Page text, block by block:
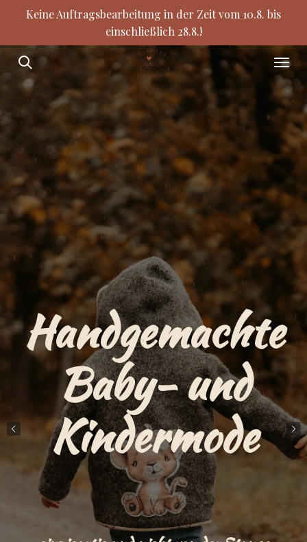
Zum
springen
Keine Auftragsbearbeitung in der Zeit vom 10.8. bis
einschließlich 28.8.!
Handgemachte
Baby- und
Kindermode